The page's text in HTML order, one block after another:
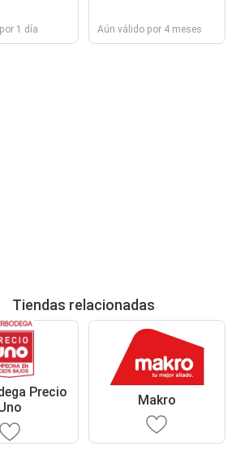
1 día Aún válido por 4 meses
Tiendas relacionadas
Precio
Makro